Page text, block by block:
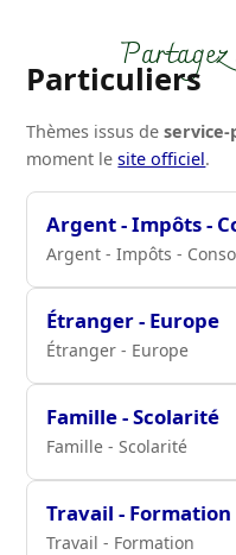
Particuliers
Thèmes issus de
moment lesite officiel.
Argent - Impôts -
Argent - Impôts -
Étranger - Europe
Étranger - Europe
Famille - Scolarité
Famille - Scolarité
Travail - Formation
Travail - Formation